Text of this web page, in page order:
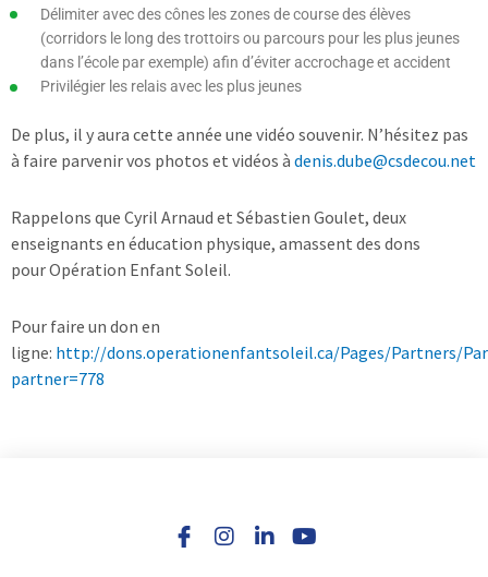
Délimiter avec des cônes les zones de course des élèves
(corridors le long des trottoirs ou parcours pour les plus jeunes
dans l’école par exemple) afin d’éviter accrochage et accident
Privilégier les relais avec les plus jeunes
De plus, il y aura cette année une vidéo souvenir. N’hésitez pas
à faire parvenir vos photos et vidéos à denis.dube@csdecou.net
Rappelons que Cyril Arnaud et Sébastien Goulet, deux
enseignants en éducation physique, amassent des dons
pour Opération Enfant Soleil.
Pour faire un don en
ligne: http://dons.operationenfantsoleil.ca/Pages/Partners/
partner=778
s
n
u